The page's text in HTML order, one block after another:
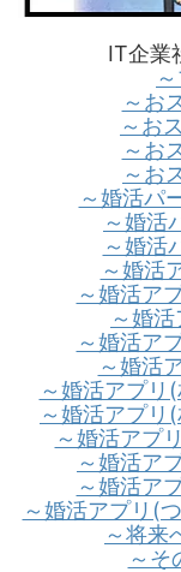
IT企業
～お
～お
～お
～お
～婚活パ
～婚活
～婚活
～婚活
～婚活ア
～婚活
～婚活ア
～婚活
～婚活アプリ
～婚活アプリ
～婚活アプ
～婚活ア
～婚活ア
～婚活アプリ(
～将来
～そ